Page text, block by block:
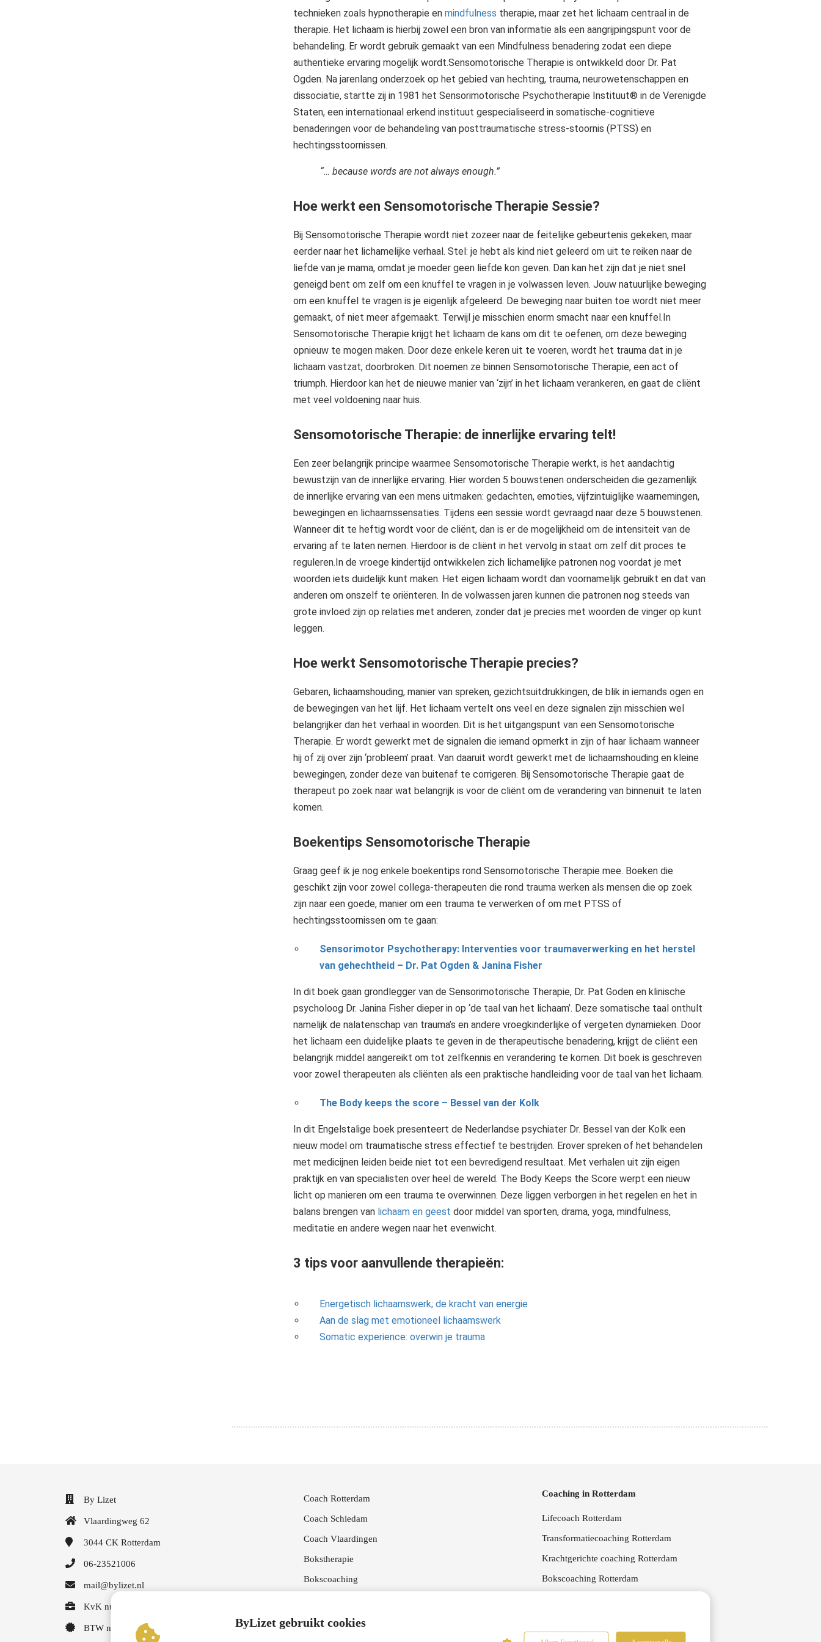
technieken zoals hypnotherapie en mindfulness therapie, maar zet het lichaam centraal in de
therapie. Het lichaam is hierbij zowel een bron van informatie als een aangrijpingspunt voor de
behandeling. Er wordt gebruik gemaakt van een Mindfulness benadering zodat een diepe
authentieke ervaring mogelijk wordt.Sensomotorische Therapie is ontwikkeld door Dr. Pat
Ogden. Na jarenlang onderzoek op het gebied van hechting, trauma, neurowetenschappen en
dissociatie, startte zij in 1981 het Sensorimotorische Psychotherapie Instituut® in de Verenigde
Staten, een internationaal erkend instituut gespecialiseerd in somatische-cognitieve
benaderingen voor de behandeling van posttraumatische stress-stoornis (PTSS) en
hechtingsstoornissen.
“… because words are not always enough.”
Hoe werkt een Sensomotorische Therapie Sessie?
Bij Sensomotorische Therapie wordt niet zozeer naar de feitelijke gebeurtenis gekeken, maar
eerder naar het lichamelijke verhaal. Stel: je hebt als kind niet geleerd om uit te reiken naar de
liefde van je mama, omdat je moeder geen liefde kon geven. Dan kan het zijn dat je niet snel
geneigd bent om zelf om een knuffel te vragen in je volwassen leven. Jouw natuurlijke beweging
om een knuffel te vragen is je eigenlijk afgeleerd. De beweging naar buiten toe wordt niet meer
gemaakt, of niet meer afgemaakt. Terwijl je misschien enorm smacht naar een knuffel.In
Sensomotorische Therapie krijgt het lichaam de kans om dit te oefenen, om deze beweging
opnieuw te mogen maken. Door deze enkele keren uit te voeren, wordt het trauma dat in je
lichaam vastzat, doorbroken. Dit noemen ze binnen Sensomotorische Therapie, een act of
triumph. Hierdoor kan het de nieuwe manier van ‘zijn’ in het lichaam verankeren, en gaat de cliënt
met veel voldoening naar huis.
Sensomotorische Therapie: de innerlijke ervaring telt!
Een zeer belangrijk principe waarmee Sensomotorische Therapie werkt, is het aandachtig
bewustzijn van de innerlijke ervaring. Hier worden 5 bouwstenen onderscheiden die gezamenlijk
de innerlijke ervaring van een mens uitmaken: gedachten, emoties, vijfzintuiglijke waarnemingen,
bewegingen en lichaamssensaties. Tijdens een sessie wordt gevraagd naar deze 5 bouwstenen.
Wanneer dit te heftig wordt voor de cliënt, dan is er de mogelijkheid om de intensiteit van de
ervaring af te laten nemen. Hierdoor is de cliënt in het vervolg in staat om zelf dit proces te
reguleren.In de vroege kindertijd ontwikkelen zich lichamelijke patronen nog voordat je met
woorden iets duidelijk kunt maken. Het eigen lichaam wordt dan voornamelijk gebruikt en dat van
anderen om onszelf te oriënteren. In de volwassen jaren kunnen die patronen nog steeds van
grote invloed zijn op relaties met anderen, zonder dat je precies met woorden de vinger op kunt
leggen.
Hoe werkt Sensomotorische Therapie precies?
Gebaren, lichaamshouding, manier van spreken, gezichtsuitdrukkingen, de blik in iemands ogen en
de bewegingen van het lijf. Het lichaam vertelt ons veel en deze signalen zijn misschien wel
belangrijker dan het verhaal in woorden. Dit is het uitgangspunt van een Sensomotorische
Therapie. Er wordt gewerkt met de signalen die iemand opmerkt in zijn of haar lichaam wanneer
hij of zij over zijn ‘probleem’ praat. Van daaruit wordt gewerkt met de lichaamshouding en kleine
bewegingen, zonder deze van buitenaf te corrigeren. Bij Sensomotorische Therapie gaat de
therapeut po zoek naar wat belangrijk is voor de cliënt om de verandering van binnenuit te laten
komen.
Boekentips Sensomotorische Therapie
Graag geef ik je nog enkele boekentips rond Sensomotorische Therapie mee. Boeken die
geschikt zijn voor zowel collega-therapeuten die rond trauma werken als mensen die op zoek
zijn naar een goede, manier om een trauma te verwerken of om met PTSS of
hechtingsstoornissen om te gaan:
Sensorimotor Psychotherapy: Interventies voor traumaverwerking en het herstel
van gehechtheid – Dr. Pat Ogden & Janina Fisher
In dit boek gaan grondlegger van de Sensorimotorische Therapie, Dr. Pat Goden en klinische
psycholoog Dr. Janina Fisher dieper in op ‘de taal van het lichaam’. Deze somatische taal onthult
namelijk de nalatenschap van trauma’s en andere vroegkinderlijke of vergeten dynamieken. Door
het lichaam een duidelijke plaats te geven in de therapeutische benadering, krijgt de cliënt een
belangrijk middel aangereikt om tot zelfkennis en verandering te komen. Dit boek is geschreven
voor zowel therapeuten als cliënten als een praktische handleiding voor de taal van het lichaam.
The Body keeps the score – Bessel van der Kolk
In dit Engelstalige boek presenteert de Nederlandse psychiater Dr. Bessel van der Kolk een
nieuw model om traumatische stress effectief te bestrijden. Erover spreken of het behandelen
met medicijnen leiden beide niet tot een bevredigend resultaat. Met verhalen uit zijn eigen
praktijk en van specialisten over heel de wereld. The Body Keeps the Score werpt een nieuw
licht op manieren om een trauma te overwinnen. Deze liggen verborgen in het regelen en het in
balans brengen van lichaam en geest door middel van sporten, drama, yoga, mindfulness,
meditatie en andere wegen naar het evenwicht.
3 tips voor aanvullende therapieën:
Energetisch lichaamswerk; de kracht van energie
Aan de slag met emotioneel lichaamswerk
Somatic experience: overwin je trauma
By Lizet
Vlaardingweg 62
3044 CK Rotterdam
06-23521006
mail@bylizet.nl
KvK nummer: 30255531
BTW nummer: NL001594496B80
Coach Rotterdam
Coach Schiedam
Coach Vlaardingen
Bokstherapie
Bokscoaching
Coaching in Rotterdam
Lifecoach Rotterdam
Transformatiecoaching Rotterdam
Krachtgerichte coaching Rotterdam
Bokscoaching Rotterdam
ByLizet gebruikt cookies